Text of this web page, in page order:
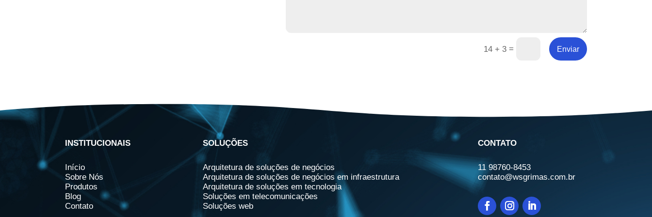
14 + 3= Enviar
INSTITUCIONAIS
Início
Sobre Nós
Produtos
Blog
Contato
SOLUÇÕES
Arquitetura de soluções de negócios
Arquitetura de soluções de negócios em infraestrutura
Arquitetura de soluções em tecnologia
Soluções em telecomunicações
Soluções web
CONTATO
11 98760-8453
contato@wsgrimas.com.br